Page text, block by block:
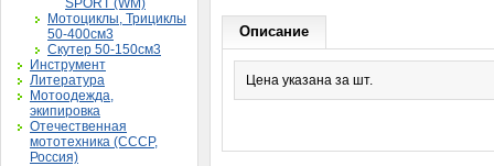
SPORT (WM)
Мотоциклы, Трициклы
50-400см3
Скутер 50-150см3
Инструмент
Литература
Мотоодежда,
экипировка
Отечественная
мототехника (СССР,
Россия)
Описание
Цена указана за шт.